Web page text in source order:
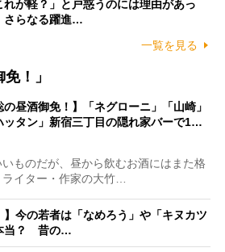
が軽？」と戸惑うのには理由があっ
らなる躍進…
一覧を見る
！」
の昼酒御免！】「ネグローニ」「山崎」
ッタン」新宿三丁目の隠れ家バーで1…
ものだが、昼から飲むお酒にはまた格
イター・作家の大竹…
】今の若者は「なめろう」や「キヌカツ
当？ 昔の…